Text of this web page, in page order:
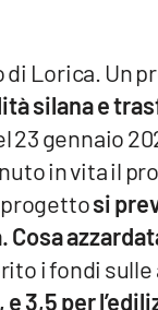
di Lorica. Un
silana e
23 gennaio
in vita il
progettosi
Cosa
i fondi
3,5 per